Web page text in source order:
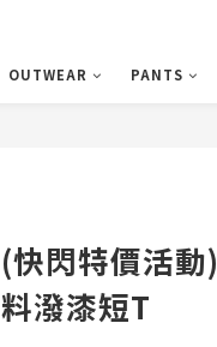
OUTWEAR PANTS
(快閃特價活
料潑漆短T